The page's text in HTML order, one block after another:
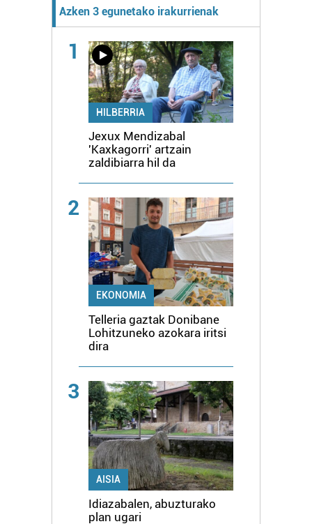
Azken 3 egunetako irakurrienak
1
HILBERRIA
Jexux Mendizabal
'Kaxkagorri' artzain
zaldibiarra hil da
2
EKONOMIA
Telleria gaztak Donibane
Lohitzuneko azokara iritsi
dira
3
AISIA
Idiazabalen, abuzturako
plan ugari